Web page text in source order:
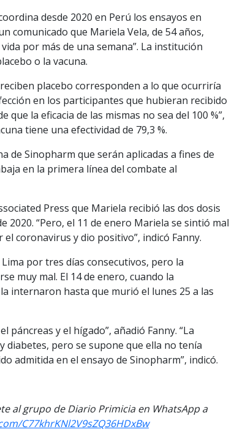
desde 2020 en Perú los ensayos en
comunicado que Mariela Vela, de 54 años,
por más de una semana”. La institución
o la vacuna.
placebo corresponden a lo que ocurriría
en los participantes que hubieran recibido
la eficacia de las mismas no sea del 100 %”,
tiene una efectividad de 79,3 %.
de Sinopharm que serán aplicadas a fines de
en la primera línea del combate al
Press que Mariela recibió las dos dosis
2020. “Pero, el 11 de enero Mariela se sintió mal
coronavirus y dio positivo”, indicó Fanny.
por tres días consecutivos, pero la
muy mal. El 14 de enero, cuando la
internaron hasta que murió el lunes 25 a las
páncreas y el hígado”, añadió Fanny. “La
pero se supone que ella no tenía
admitida en el ensayo de Sinopharm”, indicó.
al grupo de Diario Primicia en WhatsApp a
C77khrKNl2V9sZQ36HDxBw